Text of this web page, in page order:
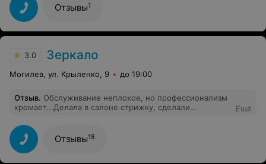
Отзывы1
3.0 Зеркало
Могилев, ул. Крыленко, 9 до 19:00
Отзыв. Обслуживание неплохое, но профессионализм
хромает...Делала в салоне стрижку, сделали
Еще
Отзывы18